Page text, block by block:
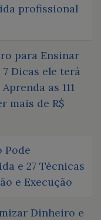
profissional
para Ensinar
7 Dicas ele terá
as 111
mais de R$
Pode
e 27 Técnicas
e Execução
Dinheiro e